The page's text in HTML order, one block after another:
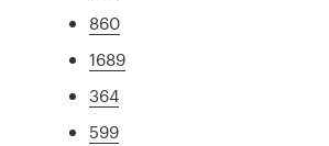
860
1689
364
599